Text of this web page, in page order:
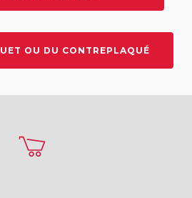
OU DU CONTREPLAQUÉ